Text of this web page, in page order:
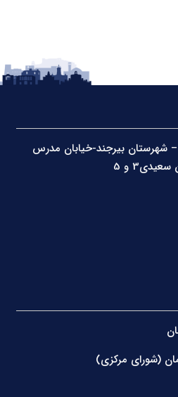
شهرستان بیرجند-خیابان مدرس
(شورای مرکزی)